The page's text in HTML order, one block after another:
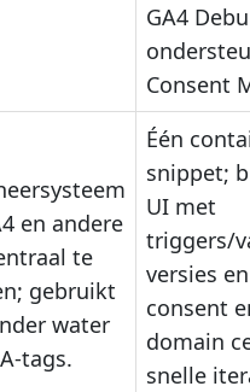
GA4
Consent
en andere
te
gebruikt
water
tags.
Één
snippet;
UI met
triggers/
versies
consent
domain
snelle